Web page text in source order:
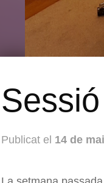
Publicat el 14 de